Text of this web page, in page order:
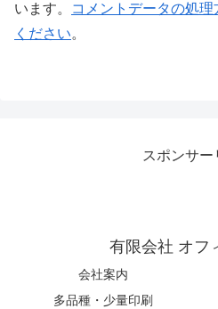
います。
コメントデータの処
ください。
スポンサー
有限会社 オフ
会社案内
多品種・少量印刷